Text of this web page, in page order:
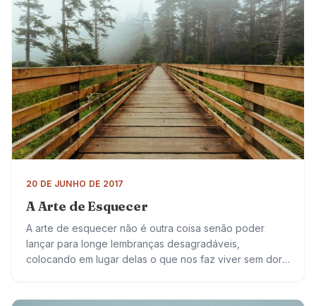
20 DE JUNHO DE 2017
A Arte de Esquecer
A arte de esquecer não é outra coisa senão poder
lançar para longe lembranças desagradáveis,
colocando em lugar delas o que nos faz viver sem dor.